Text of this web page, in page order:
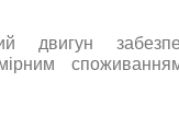
двигун